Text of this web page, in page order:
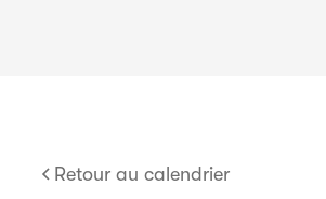
Retour au calendrier